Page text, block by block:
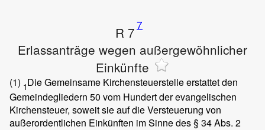
R 77
Erlassanträge wegen außergewöhnlicher
Einkünfte
(1) 1Die Gemeinsame Kirchensteuerstelle erstattet den
Gemeindegliedern 50 vom Hundert der evangelischen
Kirchensteuer, soweit sie auf die Versteuerung von
außerordentlichen Einkünften im Sinne des § 34 Abs. 2